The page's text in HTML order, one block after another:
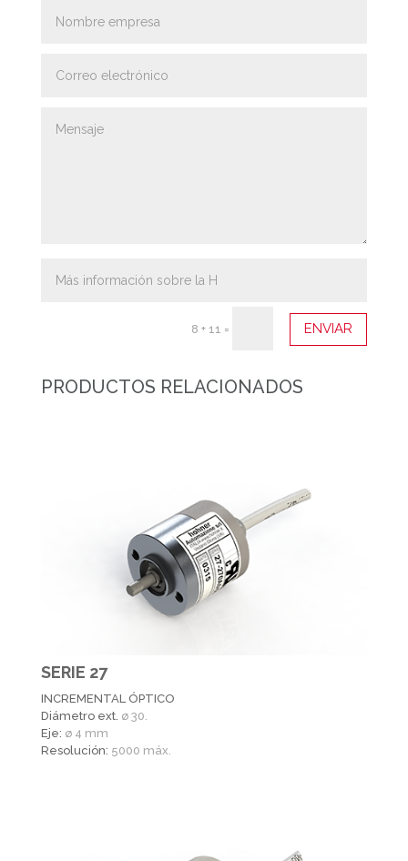
8 + 11 = ENVIAR
PRODUCTOS RELACIONADOS
SERIE 27
INCREMENTAL ÓPTICO
Diámetro ext. ø 30.
Eje: ø 4 mm
Resolución: 5000 máx.